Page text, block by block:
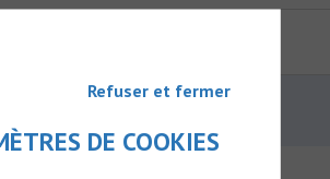
Refuser et fermer
DE COOKIES